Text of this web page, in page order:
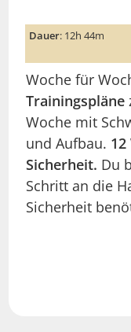
Dauer: 12h 44m
Woche für
Trainingspläne
Woche mit
und Aufbau.
Sicherheit. Du
Schritt an die
Sicherheit